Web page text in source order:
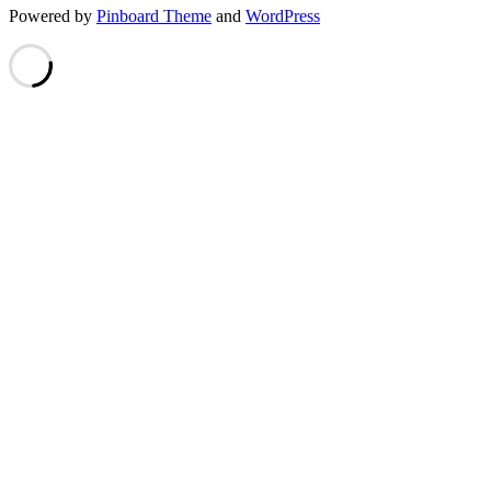
Powered by Pinboard Theme and WordPress